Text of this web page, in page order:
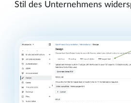
Stil des Unternehmens